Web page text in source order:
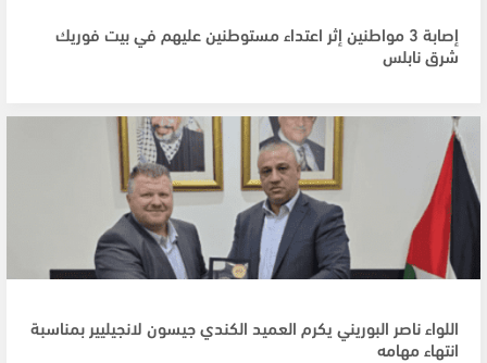
إصابة 3 مواطنين إثر اعتداء مستوطنين عليهم في بيت فوريك
شرق نابلس
اللواء ناصر البوريني يكرم العميد الكندي جيسون لانجيليير بمناسبة
انتهاء مهامه